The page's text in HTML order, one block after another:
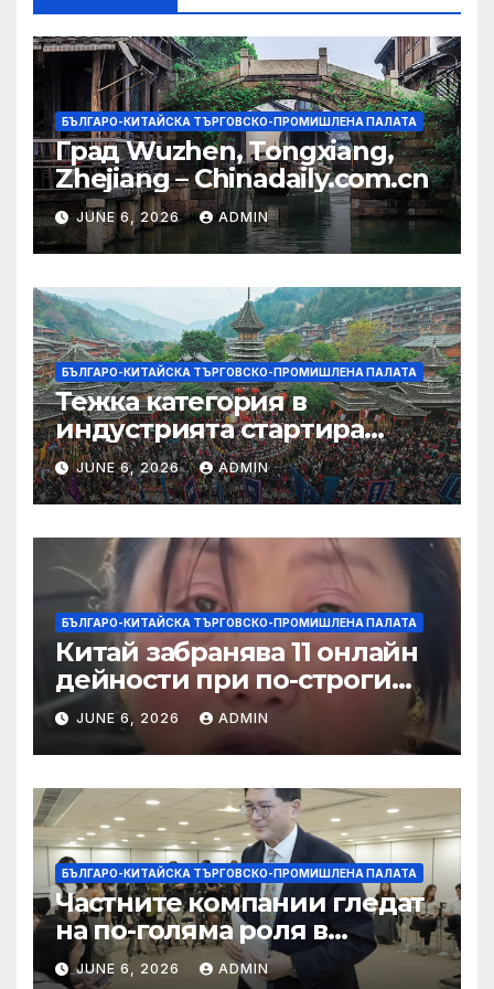
БЪЛГАРО-КИТАЙСКА ТЪРГОВСКО-ПРОМИШЛЕНА ПАЛАТА
Град Wuzhen, Tongxiang,
Zhejiang – Chinadaily.com.cn
JUNE 6, 2026 ADMIN
БЪЛГАРО-КИТАЙСКА ТЪРГОВСКО-ПРОМИШЛЕНА ПАЛАТА
Тежка категория в
индустрията стартира
алианс за космическа
слънчева енергия
JUNE 6, 2026 ADMIN
БЪЛГАРО-КИТАЙСКА ТЪРГОВСКО-ПРОМИШЛЕНА ПАЛАТА
Китай забранява 11 онлайн
дейности при по-строги
правила за ограничаване на
слуховете и
кибернасилниците
JUNE 6, 2026 ADMIN
БЪЛГАРО-КИТАЙСКА ТЪРГОВСКО-ПРОМИШЛЕНА ПАЛАТА
Частните компании гледат
на по-голяма роля в
стратегическата
JUNE 6, 2026 ADMIN